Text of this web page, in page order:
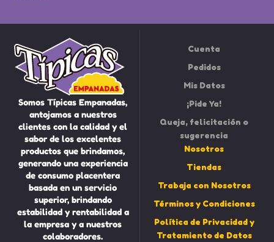
Somos Típicas Empanadas,
antojamos a nuestros
clientes con la calidad y el
sabor de los excelentes
productos que brindamos,
generando una experiencia
de consumo placentera
basada en un servicio
superior, brindando
estabilidad y rentabilidad a
la empresa y a nuestros
colaboradores.
Cuenta
Pedidos
Mis Datos
¡Pide Ya!
Queja, felicitación o
sugerencia
Nosotros
Tiendas
Trabaja con Nosotros
Términos y Condiciones
Política de Privacidad y
Tratamiento de Datos